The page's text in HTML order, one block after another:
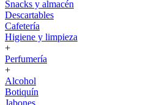
Snacks y almacén
Descartables
Cafetería
Higiene y limpieza
+
Perfumería
+
Alcohol
Botiquín
Jabones